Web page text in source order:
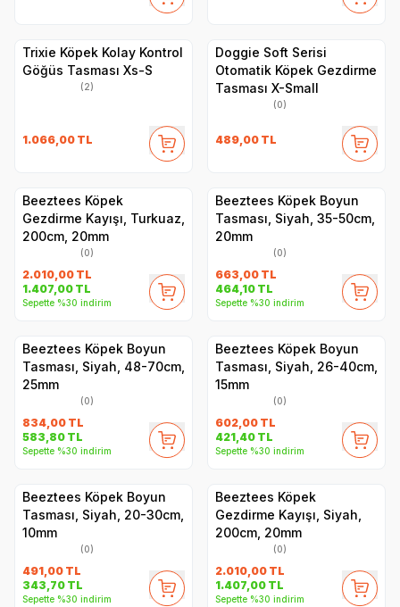
Trixie Köpek Kolay Kontrol
Göğüs Tasması Xs-S
(2)
1.066,00 TL
Doggie Soft Serisi
Otomatik Köpek Gezdirme
Tasması X-Small
(0)
489,00 TL
Beeztees Köpek
Gezdirme Kayışı, Turkuaz,
200cm, 20mm
(0)
2.010,00 TL
1.407,00 TL
Sepette %30 indirim
Beeztees Köpek Boyun
Tasması, Siyah, 35-50cm,
20mm
(0)
663,00 TL
464,10 TL
Sepette %30 indirim
Beeztees Köpek Boyun
Tasması, Siyah, 48-70cm,
25mm
(0)
834,00 TL
583,80 TL
Sepette %30 indirim
Beeztees Köpek Boyun
Tasması, Siyah, 26-40cm,
15mm
(0)
602,00 TL
421,40 TL
Sepette %30 indirim
Beeztees Köpek Boyun
Tasması, Siyah, 20-30cm,
10mm
(0)
491,00 TL
343,70 TL
Sepette %30 indirim
Beeztees Köpek
Gezdirme Kayışı, Siyah,
200cm, 20mm
(0)
2.010,00 TL
1.407,00 TL
Sepette %30 indirim